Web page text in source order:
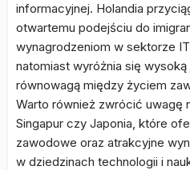
informacyjnej. Holandia
otwartemu podejściu do
wynagrodzeniom w sektorze
natomiast wyróżnia się
równowagą między życiem
Warto również zwrócić uwagę
Singapur czy Japonia, które
zawodowe oraz atrakcyjne
w dziedzinach technologii i